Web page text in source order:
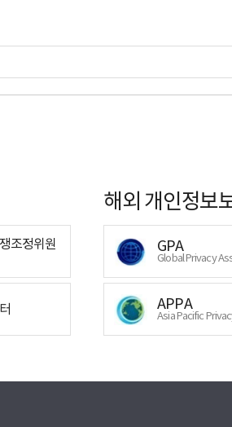
조정위원
해외 개인정보
GPA
Global Privacy
APPA
Asia Pacific